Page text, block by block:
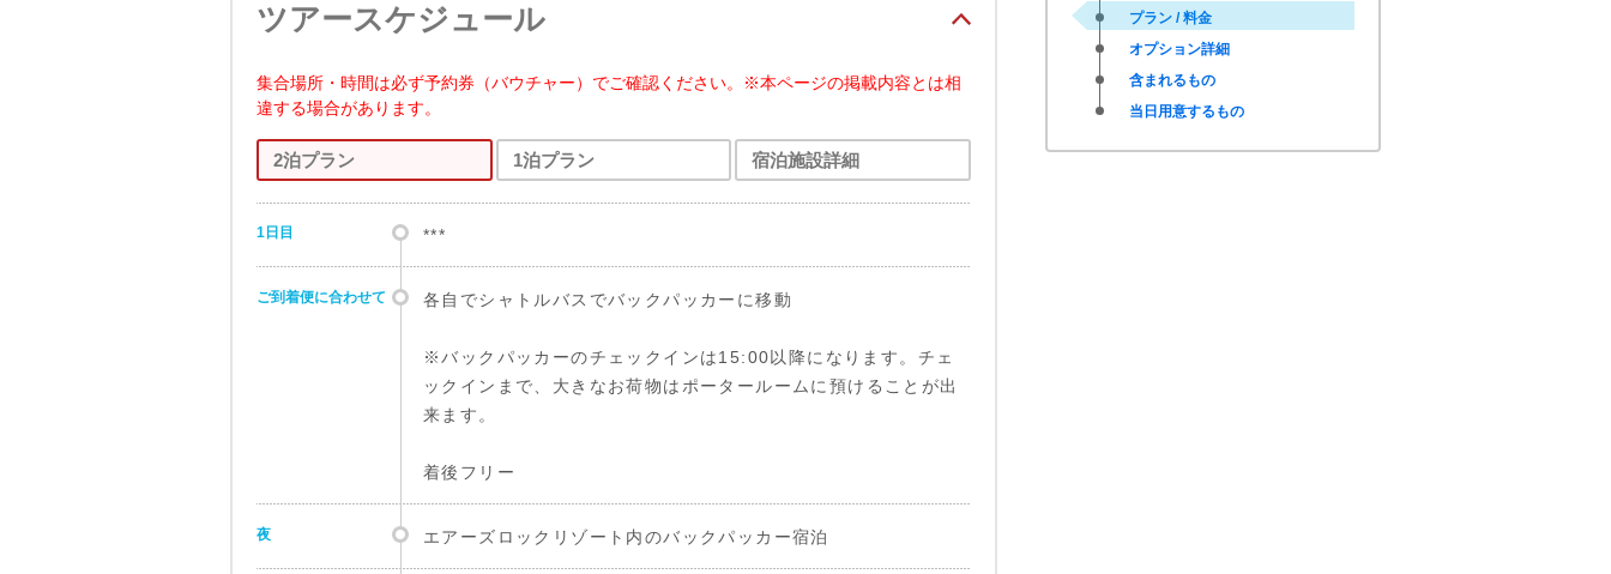
ツアースケジュール
集合場所・時間は必ず予約券（バウチャー）でご確認ください。※本ページの掲載内容とは相
違する場合があります。
2泊プラン
1日目 ***
ご到着便に合わせて 各自でシャトルバスでバックパッカーに移動
※バックパッカーのチェックインは15:00以降になります。チェ
ックインまで、大きなお荷物はポータールームに預けることが出
来ます。
着後フリー
夜 エアーズロックリゾート内のバックパッカー宿泊
1泊プラン 宿泊施設詳細
プラン / 料金
オプション詳細
含まれるもの
当日用意するもの